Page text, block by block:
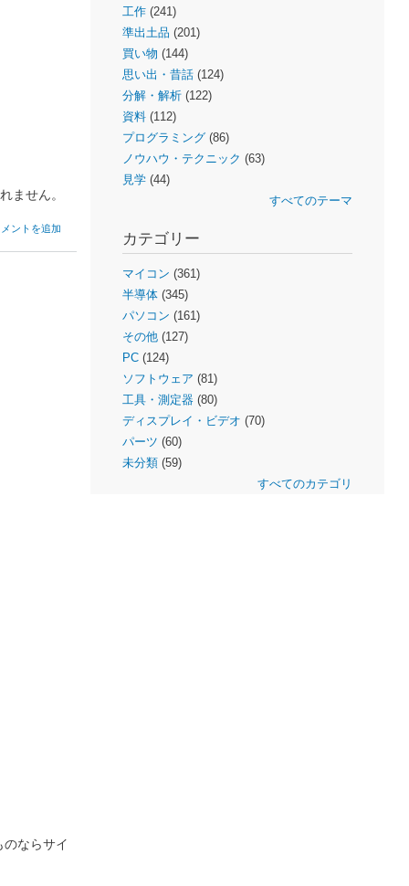
ません。
ントを追加
ならサイ
工作(241)
準出土品 (201)
買い物 (144)
思い出・昔話(124)
分解・解析(122)
資料(112)
プログラミング(86)
ノウハウ・テクニック (63)
見学(44)
すべてのテーマ
カテゴリー
マイコン (361)
半導体(345)
パソコン (161)
その他(127)
PC(124)
ソフトウェア (81)
工具・測定器(80)
ディスプレイ・ビデオ (70)
パーツ (60)
未分類(59)
すべてのカテゴリ